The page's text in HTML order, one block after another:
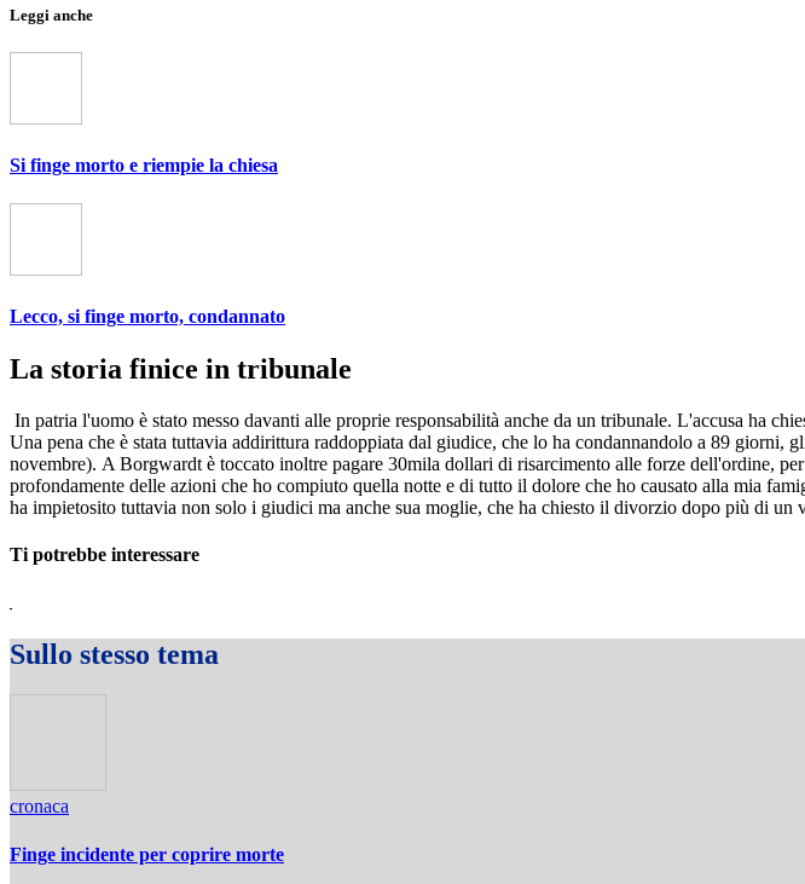
Leggi anche
Si finge morto e riempie la chiesa
Lecco, si finge morto, condannato
La storia finice in tribunale
In patria l'uomo è stato messo davanti alle proprie responsabilità anche da un tribunale. L'accusa ha
Una pena che è stata tuttavia addirittura raddoppiata dal giudice, che lo ha condannandolo a 89 giorni,
novembre). A Borgwardt è toccato inoltre pagare 30mila dollari di risarcimento alle forze dell'ordine,
profondamente delle azioni che ho compiuto quella notte e di tutto il dolore che ho causato alla mia
ha impietosito tuttavia non solo i giudici ma anche sua moglie, che ha chiesto il divorzio dopo più di un
Ti potrebbe interessare
Sullo stesso tema
cronaca
Finge incidente per coprire morte